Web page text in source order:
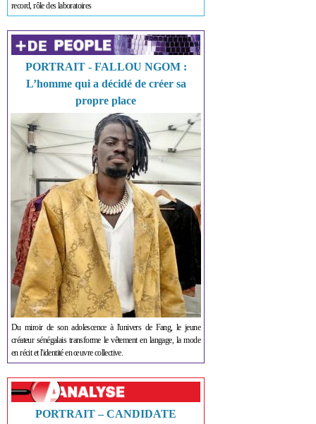
record, rôle des laboratoires
PORTRAIT - FALLOU NGOM :
L’homme qui a décidé de créer sa
propre place
Du miroir de son adolescence à l'univers de Fang, le jeune
créateur sénégalais transforme le vêtement en langage, la mode
en récit et l'identité en œuvre collective.
PORTRAIT – CANDIDATE